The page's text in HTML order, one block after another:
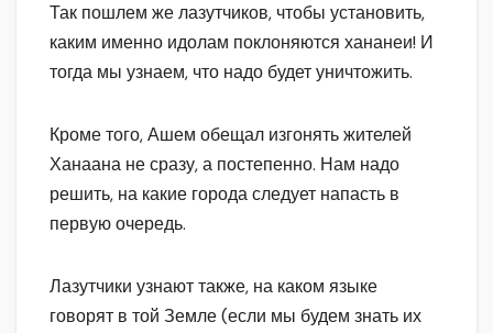
Так пошлем же лазутчиков, чтобы установить,
каким именно идолам поклоняются хананеи! И
тогда мы узнаем, что надо будет уничтожить.
Кроме того, Ашем обещал изгонять жителей
Ханаана не сразу, а постепенно. Нам надо
решить, на какие города следует напасть в
первую очередь.
Лазутчики узнают также, на каком языке
говорят в той Земле (если мы будем знать их